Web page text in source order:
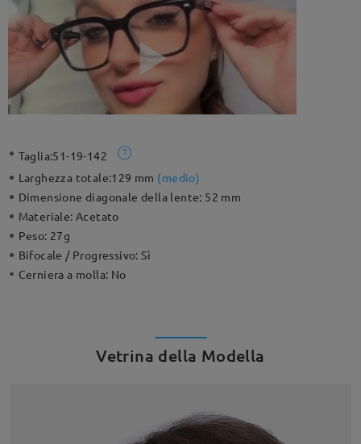
Taglia:51-19-142
Larghezza totale:129 mm (medio)
Dimensione diagonale della lente: 52 mm
Materiale:Acetato
Peso: 27g
Bifocale / Progressivo:Sì
Cerniera a molla: No
Vetrina della Modella